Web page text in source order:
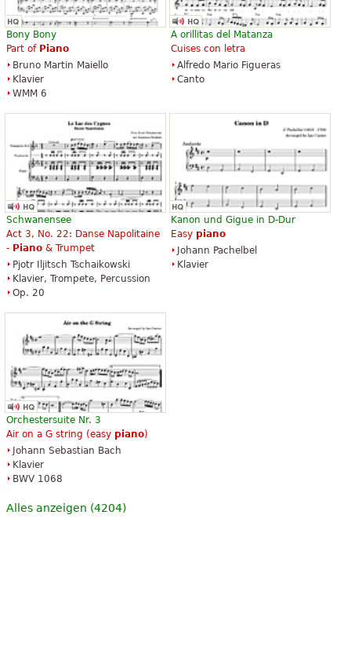
Bony Bony
Part of Piano
Bruno Martin Maiello
Klavier
WMM 6
A orillitas del Matanza
Cuises con letra
Alfredo Mario Figueras
Canto
Schwanensee
Act 3, No. 22: Danse Napolitaine
- Piano & Trumpet
Pjotr Iljitsch Tschaikowski
Klavier, Trompete, Percussion
Op. 20
Kanon und Gigue in D-Dur
Easy piano
Johann Pachelbel
Klavier
Orchestersuite Nr. 3
Air on a G string (easy piano)
Johann Sebastian Bach
Klavier
BWV 1068
Alles anzeigen (4204)